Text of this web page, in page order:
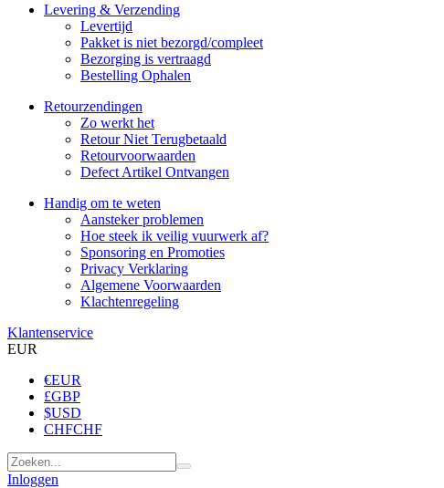
Levering & Verzending
Levertijd
Pakket is niet bezorgd/compleet
Bezorging is vertraagd
Bestelling Ophalen
Retourzendingen
Zo werkt het
Retour Niet Terugbetaald
Retourvoorwaarden
Defect Artikel Ontvangen
Handig om te weten
Aansteker problemen
Hoe steek ik veilig vuurwerk af?
Sponsoring en Promoties
Privacy Verklaring
Algemene Voorwaarden
Klachtenregeling
Klantenservice
EUR
€EUR
£GBP
$USD
CHFCHF
Inloggen